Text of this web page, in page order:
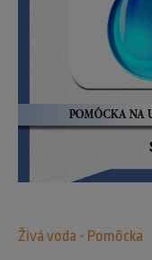
Živá voda - Pomôcka